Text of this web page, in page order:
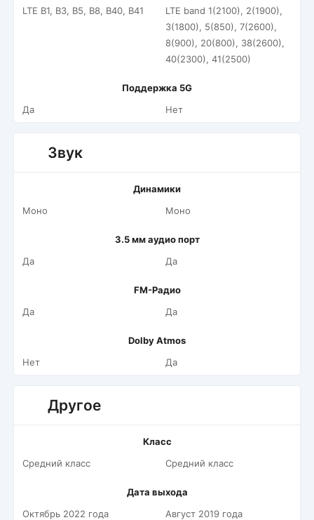
LTE B1, B3, B5, B8, B40, B41
LTE band 1(2100), 2(1900),
3(1800), 5(850), 7(2600),
8(900), 20(800), 38(2600),
40(2300), 41(2500)
Поддержка 5G
Да
Нет
Звук
Динамики
Моно
Моно
3.5 мм аудио порт
Да
Да
FM-Радио
Да
Да
Dolby Atmos
Нет
Да
Другое
Класс
Средний класс
Средний класс
Дата выхода
Октябрь 2022 года
Август 2019 года